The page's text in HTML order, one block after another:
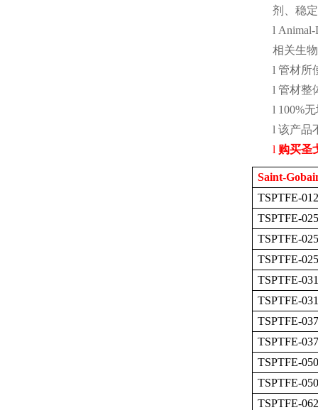
剂、稳
l Animal-
相关生
l 管材所
l 管材整
l 100%
l 该产品
l 购买圣
Saint-
TSPTFE-
TSPTFE-
TSPTFE-
TSPTFE-
TSPTFE-
TSPTFE-
TSPTFE-
TSPTFE-
TSPTFE-
TSPTFE-
TSPTFE-